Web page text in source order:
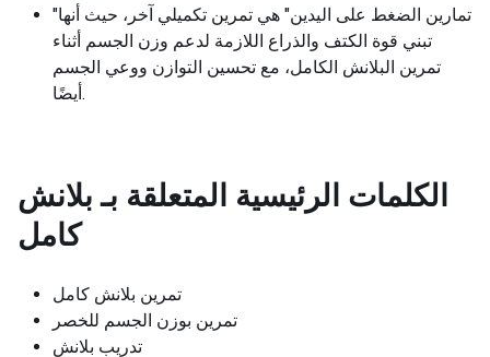
"تمارين الضغط على اليدين" هي تمرين تكميلي آخر، حيث أنها
تبني قوة الكتف والذراع اللازمة لدعم وزن الجسم أثناء
تمرين البلانش الكامل، مع تحسين التوازن ووعي الجسم
أيضًا.
الكلمات الرئيسية المتعلقة بـ بلانش
كامل
تمرين بلانش كامل
تمرين بوزن الجسم للخصر
تدريب بلانش